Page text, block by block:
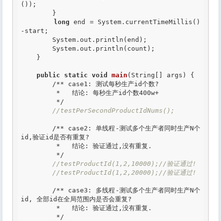
());
long end = System.currentTimeMillis()
-start;
public static void main (String[] args) {
/** case1: 测试每秒生产id个数?
         */
//testPerSecondProductIdNums();
/** case2: 单线程-测试多个生产者同时生产N个
id,验证id是否有重复?
         */
//testProductId(1,2,10000);//验证通过!
//testProductId(1,2,20000);//验证通过!
/** case3: 多线程-测试多个生产者同时生产N个
id, 全部id在全局范围内是否会重复?
         */